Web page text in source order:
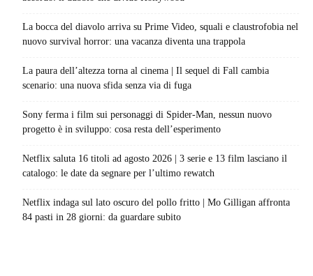
La bocca del diavolo arriva su Prime Video, squali e claustrofobia nel
nuovo survival horror: una vacanza diventa una trappola
La paura dell’altezza torna al cinema | Il sequel di Fall cambia
scenario: una nuova sfida senza via di fuga
Sony ferma i film sui personaggi di Spider-Man, nessun nuovo
progetto è in sviluppo: cosa resta dell’esperimento
Netflix saluta 16 titoli ad agosto 2026 | 3 serie e 13 film lasciano il
catalogo: le date da segnare per l’ultimo rewatch
Netflix indaga sul lato oscuro del pollo fritto | Mo Gilligan affronta
84 pasti in 28 giorni: da guardare subito